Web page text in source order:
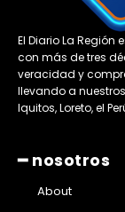
El Diario La
con más de tres
veracidad y
llevando a
Iquitos, Loreto, el
━ nosotros
About